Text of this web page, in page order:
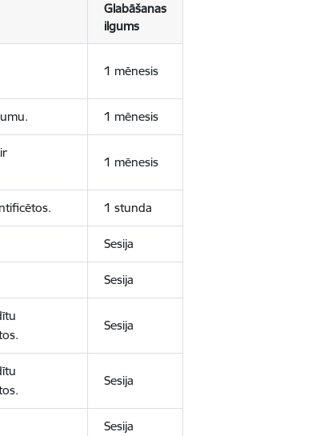
Glabāšanas
ilgums
1 mēnesis
1 mēnesis
1 mēnesis
1 stunda
Sesija
Sesija
Sesija
Sesija
Sesija